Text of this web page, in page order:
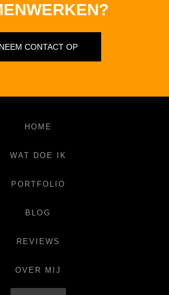
NEEM CONTACT OP
HOME
WAT DOE IK
PORTFOLIO
BLOG
REVIEWS
OVER MIJ